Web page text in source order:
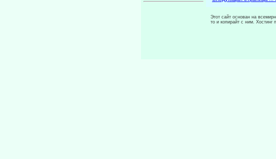
Этот сайт основан на
то и копирайт с ним. Хостинг